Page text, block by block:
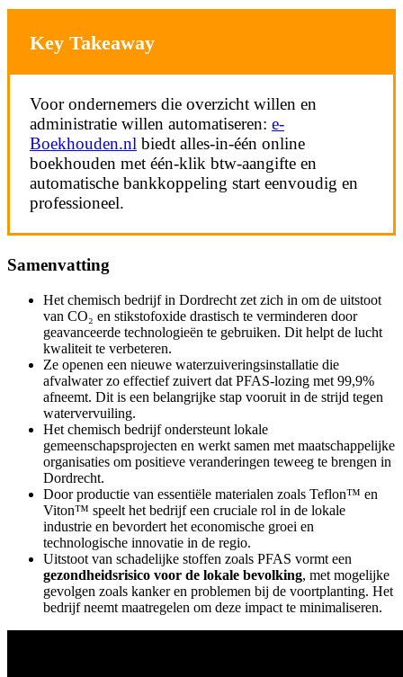
Key Takeaway
Voor ondernemers die overzicht willen en
administratie willen automatiseren: e-
Boekhouden.nl biedt alles-in-één online
boekhouden met één-klik btw-aangifte en
automatische bankkoppeling start eenvoudig en
professioneel.
Samenvatting
Het chemisch bedrijf in Dordrecht zet zich in om de uitstoot
van CO₂ en stikstofoxide drastisch te verminderen door
geavanceerde technologieën te gebruiken. Dit helpt de lucht
kwaliteit te verbeteren.
Ze openen een nieuwe waterzuiveringsinstallatie die
afvalwater zo effectief zuivert dat PFAS-lozing met 99,9%
afneemt. Dit is een belangrijke stap vooruit in de strijd tegen
watervervuiling.
Het chemisch bedrijf ondersteunt lokale
gemeenschapsprojecten en werkt samen met maatschappelijke
organisaties om positieve veranderingen teweeg te brengen in
Dordrecht.
Door productie van essentiële materialen zoals Teflon™ en
Viton™ speelt het bedrijf een cruciale rol in de lokale
industrie en bevordert het economische groei en
technologische innovatie in de regio.
Uitstoot van schadelijke stoffen zoals PFAS vormt een
gezondheidsrisico voor de lokale bevolking, met mogelijke
gevolgen zoals kanker en problemen bij de voortplanting. Het
bedrijf neemt maatregelen om deze impact te minimaliseren.